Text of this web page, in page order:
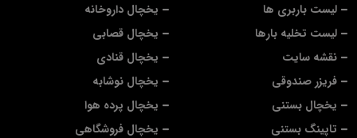
یخچال داروخانه
یخچال قصابی
یخچال قنادی
یخچال نوشابه
یخچال پرده هوا
یخچال فروشگاهی
لیست باربری ها
لیست تخلیه بارها
نقشه سایت
فریزر صندوقی
یخچال بستنی
تاپینگ بستنی